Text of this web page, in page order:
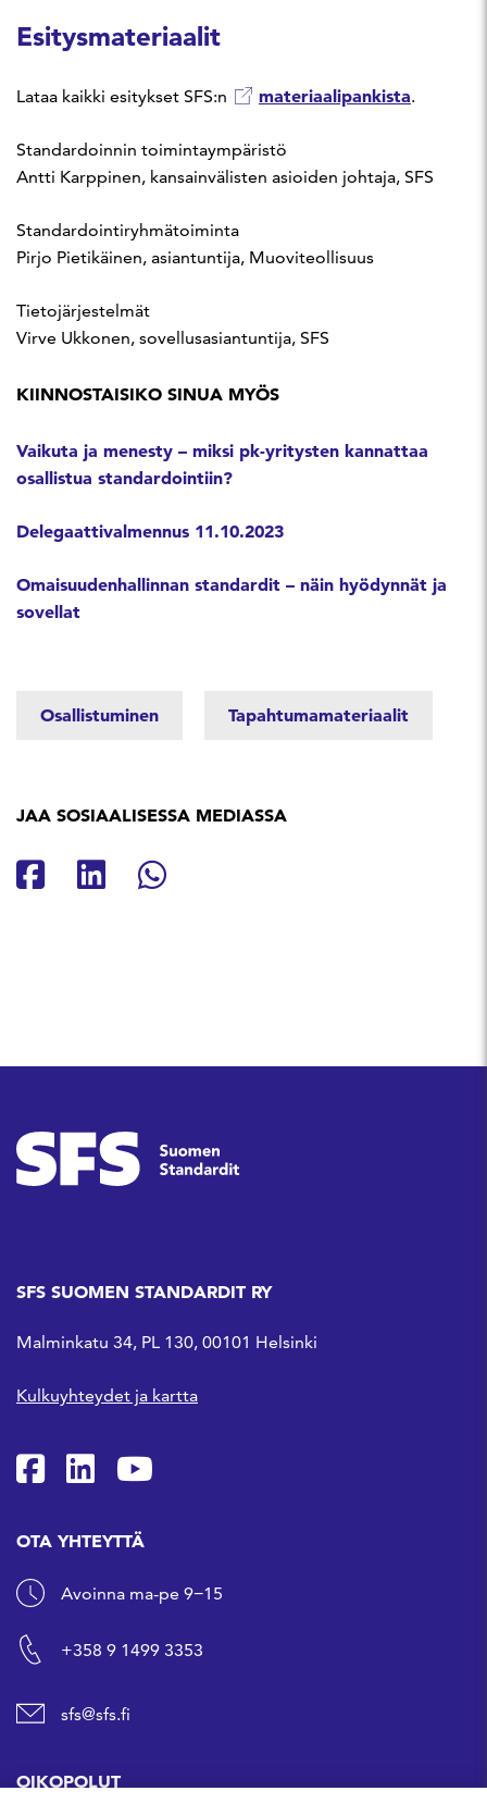
Esitysmateriaalit
Lataa kaikki esitykset SFS:n materiaalipankista.
Standardoinnin toimintaympäristö
Antti Karppinen, kansainvälisten asioiden johtaja, SFS
Standardointiryhmätoiminta
Pirjo Pietikäinen, asiantuntija, Muoviteollisuus
Tietojärjestelmät
Virve Ukkonen, sovellusasiantuntija, SFS
KIINNOSTAISIKO SINUA MYÖS
Vaikuta ja menesty – miksi pk-yritysten kannattaa
osallistua standardointiin?
Delegaattivalmennus 11.10.2023
Omaisuudenhallinnan standardit – näin hyödynnät ja
sovellat
Osallistuminen Tapahtumamateriaalit
JAA SOSIAALISESSA MEDIASSA
Jaa Facebookissa
Jaa Linkedinissä
Jaa Whatsappissa
SFS SUOMEN STANDARDIT RY
Malminkatu 34, PL 130, 00101 Helsinki
Kulkuyhteydet ja kartta
SFS Facebookissa
SFS Linkedinissä
SFS Youtubessa
OTA YHTEYTTÄ
Avoinna ma-pe 9−15
+358 9 1499 3353
sfs@sfs.fi
OIKOPOLUT